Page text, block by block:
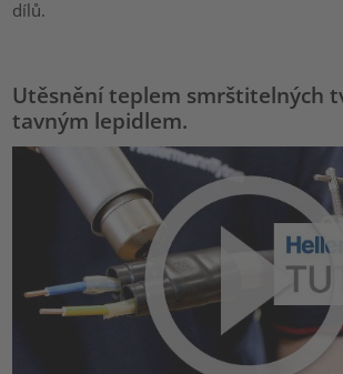
dílů.
Utěsnění teplem smrštitelných
tavným lepidlem.